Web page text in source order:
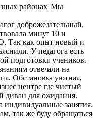
районах. Мы
доброжелательный,
минут 10 и
Так как опыт новый и
У педагога есть
подготовки учеников.
отвечали на
Обстановка уютная,
центре где чистый
диван для ожидания.
индивидуальные занятия.
так же буду обращаться